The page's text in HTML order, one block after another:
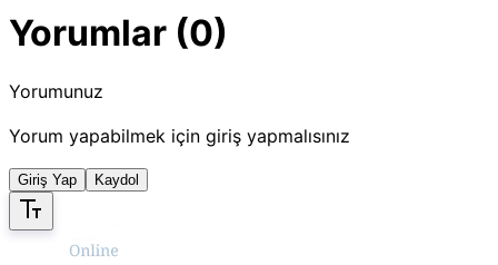
Yorumlar (0)
Yorumunuz
Yorum yapabilmek için giriş yapmalısınız
Giriş Yap Kaydol